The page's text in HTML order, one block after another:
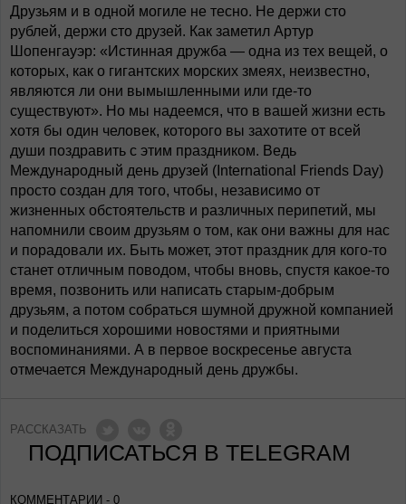
Друзьям и в одной могиле не тесно. Не держи сто
рублей, держи сто друзей. Как заметил Артур
Шопенгауэр: «Истинная дружба — одна из тех вещей, о
которых, как о гигантских морских змеях, неизвестно,
являются ли они вымышленными или где-то
существуют». Но мы надеемся, что в вашей жизни есть
хотя бы один человек, которого вы захотите от всей
души поздравить с этим праздником. Ведь
Международный день друзей (International Friends Day)
просто создан для того, чтобы, независимо от
жизненных обстоятельств и различных перипетий, мы
напомнили своим друзьям о том, как они важны для нас
и порадовали их. Быть может, этот праздник для кого-то
станет отличным поводом, чтобы вновь, спустя какое-то
время, позвонить или написать старым-добрым
друзьям, а потом собраться шумной дружной компанией
и поделиться хорошими новостями и приятными
воспоминаниями. А в первое воскресенье августа
отмечается Международный день дружбы.
РАССКАЗАТЬ
ПОДПИСАТЬСЯ В TELEGRAM
КОММЕНТАРИИ - 0